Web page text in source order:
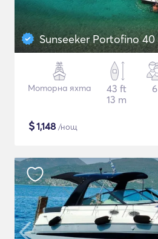
Sunseeker Portofino 40
Моторна яхта
43 ft
13 m
6
$1,148 /нощ